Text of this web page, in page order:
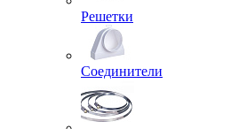
Решетки
Соединители